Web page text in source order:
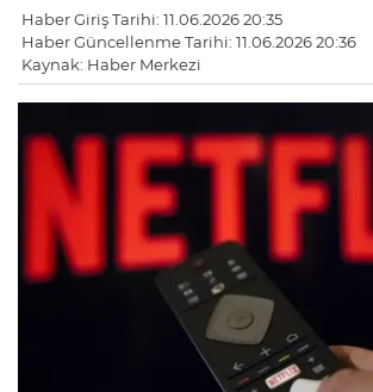
Haber Giriş Tarihi: 11.06.2026 20:35
Haber Güncellenme Tarihi: 11.06.2026 20:36
Kaynak: Haber Merkezi